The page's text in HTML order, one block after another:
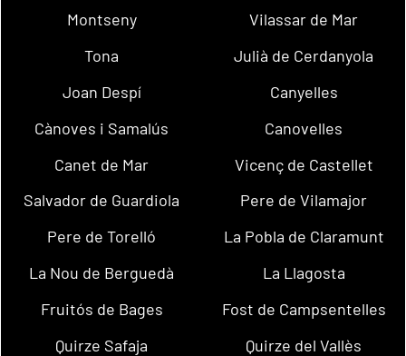
Montseny
Vilassar de Mar
Tona
Julià de Cerdanyola
Joan Despí
Canyelles
Cànoves i Samalús
Canovelles
Canet de Mar
Vicenç de Castellet
Salvador de Guardiola
Pere de Vilamajor
Pere de Torelló
La Pobla de Claramunt
La Nou de Berguedà
La Llagosta
Fruitós de Bages
Fost de Campsentelles
Quirze Safaja
Quirze del Vallès